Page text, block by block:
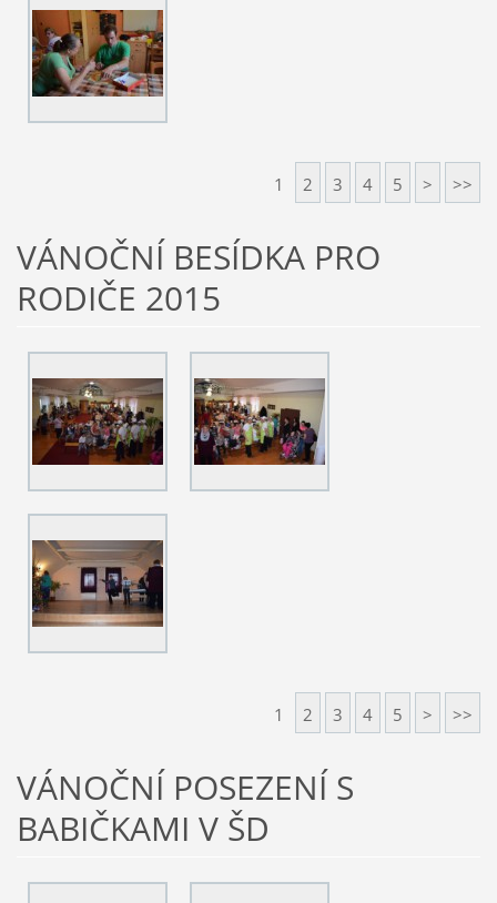
1 2 3 4 5 > >>
VÁNOČNÍ BESÍDKA PRO
RODIČE 2015
1 2 3 4 5 > >>
VÁNOČNÍ POSEZENÍ S
BABIČKAMI V ŠD